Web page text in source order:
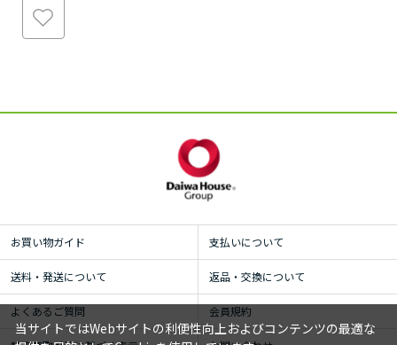
お買い物ガイド 支払いについて
送料・発送について 返品・交換について
よくあるご質問 会員規約
当サイトではWebサイトの利便性向上およびコンテンツの最適な